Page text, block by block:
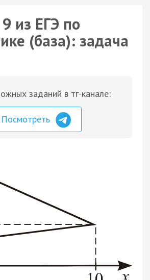
из ЕГЭ по
(база): задача
заданий в тг-канале:
Посмотреть